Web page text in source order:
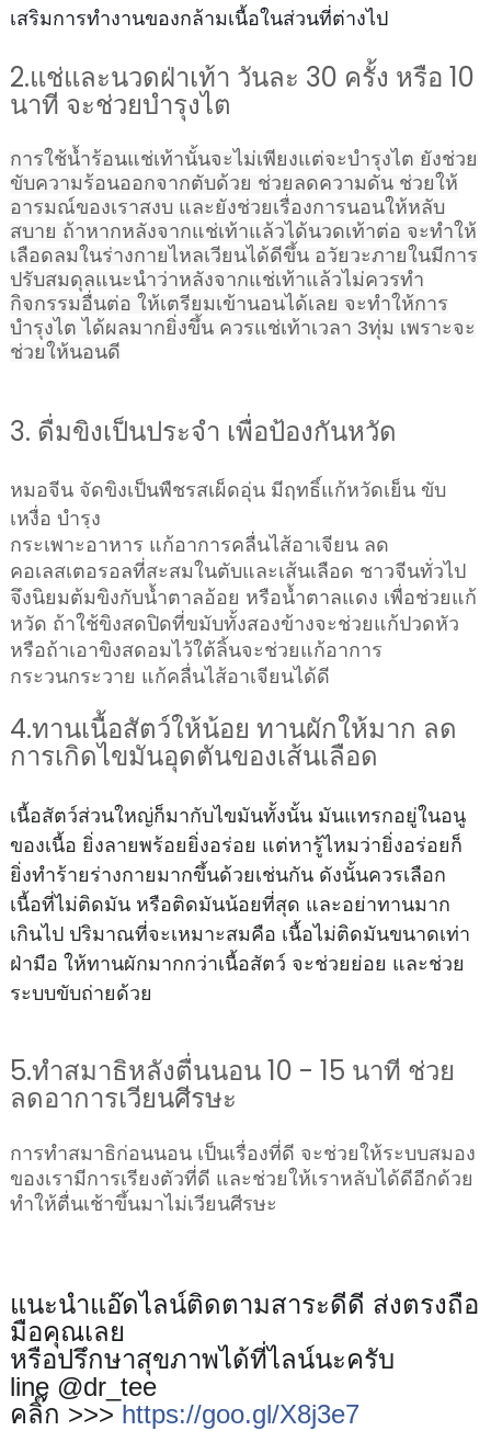
เสริมการทำงานของกล้ามเนื้อในส่วนที่ต่างไป
2.แช่และนวดฝ่าเท้า วันละ 30 ครั้ง หรือ 10
นาที จะช่วยบำรุงไต
การใช้น้ำร้อนแช่เท้านั้นจะไม่เพียงแต่จะบำรุงไต ยังช่วย
ขับความร้อนออกจากตับด้วย ช่วยลดความดัน ช่วยให้
อารมณ์ของเราสงบ และยังช่วยเรื่องการนอนให้หลับ
สบาย ถ้าหากหลังจากแช่เท้าแล้วได้นวดเท้าต่อ จะทำให้
เลือดลมในร่างกายไหลเวียนได้ดีขึ้น อวัยวะภายในมีการ
ปรับสมดุลแนะนำว่าหลังจากแช่เท้าแล้วไม่ควรทำ
กิจกรรมอื่นต่อ ให้เตรียมเข้านอนได้เลย จะทำให้การ
บำรุงไต ได้ผลมากยิ่งขึ้น ควรแช่เท้าเวลา 3ทุ่ม เพราะจะ
ช่วยให้นอนดี
3. ดื่มขิงเป็นประจำ เพื่อป้องกันหวัด
หมอจีน จัดขิงเป็นพืชรสเผ็ดอุ่น มีฤทธิ์แก้หวัดเย็น ขับ
เหงื่อ บำรุง
กระเพาะอาหาร แก้อาการคลื่นไส้อาเจียน ลด
คอเลสเตอรอลที่สะสมในตับและเส้นเลือด ชาวจีนทั่วไป
จึงนิยมต้มขิงกับน้ำตาลอ้อย หรือน้ำตาลแดง เพื่อช่วยแก้
หวัด ถ้าใช้ขิงสดปิดที่ขมับทั้งสองข้างจะช่วยแก้ปวดหัว
หรือถ้าเอาขิงสดอมไว้ใต้ลิ้นจะช่วยแก้อาการ
กระวนกระวาย แก้คลื่นไส้อาเจียนได้ดี
4.ทานเนื้อสัตว์ให้น้อย ทานผักให้มาก ลด
การเกิดไขมันอุดตันของเส้นเลือด
เนื้อสัตว์ส่วนใหญ่ก็มากับไขมันทั้งนั้น มันแทรกอยู่ในอนู
ของเนื้อ ยิ่งลายพร้อยยิ่งอร่อย แต่หารู้ไหมว่ายิ่งอร่อยก็
ยิ่งทำร้ายร่างกายมากขึ้นด้วยเช่นกัน ดังนั้นควรเลือก
เนื้อที่ไม่ติดมัน หรือติดมันน้อยที่สุด และอย่าทานมาก
เกินไป ปริมาณที่จะเหมาะสมคือ เนื้อไม่ติดมันขนาดเท่า
ฝ่ามือ ให้ทานผักมากกว่าเนื้อสัตว์ จะช่วยย่อย และช่วย
ระบบขับถ่ายด้วย
5.ทำสมาธิหลังตื่นนอน 10 - 15 นาที ช่วย
ลดอาการเวียนศีรษะ
การทำสมาธิก่อนนอน เป็นเรื่องที่ดี จะช่วยให้ระบบสมอง
ของเรามีการเรียงตัวที่ดี และช่วยให้เราหลับได้ดีอีกด้วย
ทำให้ตื่นเช้าขึ้นมาไม่เวียนศีรษะ
แนะนำแอ๊ดไลน์ติดตามสาระดีดี ส่งตรงถือ
มือคุณเลย
หรือปรึกษาสุขภาพได้ที่ไลน์นะครับ
line @dr_tee
คลิ๊ก >>> https://goo.gl/X8j3e7